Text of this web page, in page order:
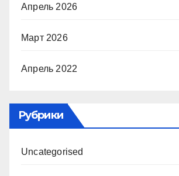
Апрель 2026
Март 2026
Апрель 2022
Рубрики
Uncategorised